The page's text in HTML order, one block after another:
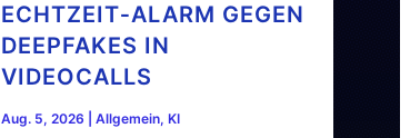
ECHTZEIT‑ALARM GEGEN
DEEPFAKES IN
VIDEOCALLS
Aug. 5, 2026 Allgemein, KI